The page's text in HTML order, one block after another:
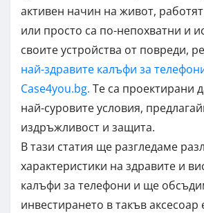
активен начин на живот,
или просто са по-непохватни и
своите устройства от повреди,
най-здравите калъфи за
Case4you.bg. Те са проектирани
най-суровите условия,
издръжливост и защита.
В тази статия ще разгледаме
характеристики на здравите и
калъфи за телефони и ще
инвестирането в такъв аксесоар